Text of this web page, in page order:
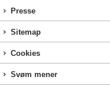
Presse
Sitemap
Cookies
Svøm mener